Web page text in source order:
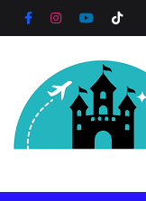
to